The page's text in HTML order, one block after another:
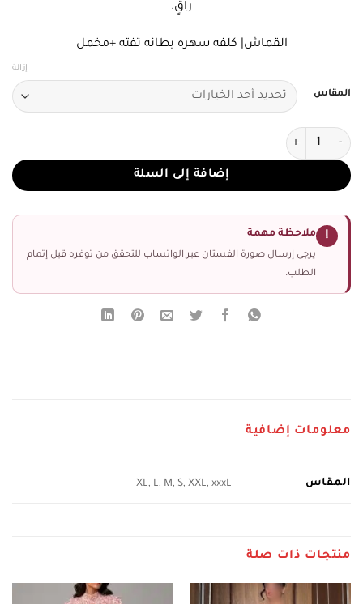
راقٍ.
القماش| كلفه سهره بطانه تفته +مخمل
المقاس
إزالة
كمية فستان سهرة موف بتطريز أسود فاخر
إضافة إلى السلة
! ملاحظة مهمة
يرجى إرسال صورة الفستان عبر الواتساب للتحقق من توفره قبل إتمام
الطلب.
معلومات إضافية
المقاس XL, L, M, S, XXL, xxxL
منتجات ذات صلة